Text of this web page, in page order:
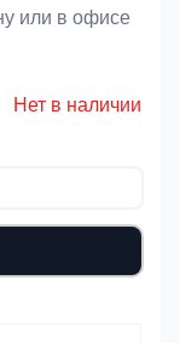
или в офисе
Нет в наличии